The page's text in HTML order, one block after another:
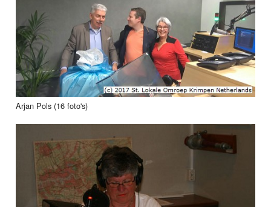
Arjan Pols (16 foto's)